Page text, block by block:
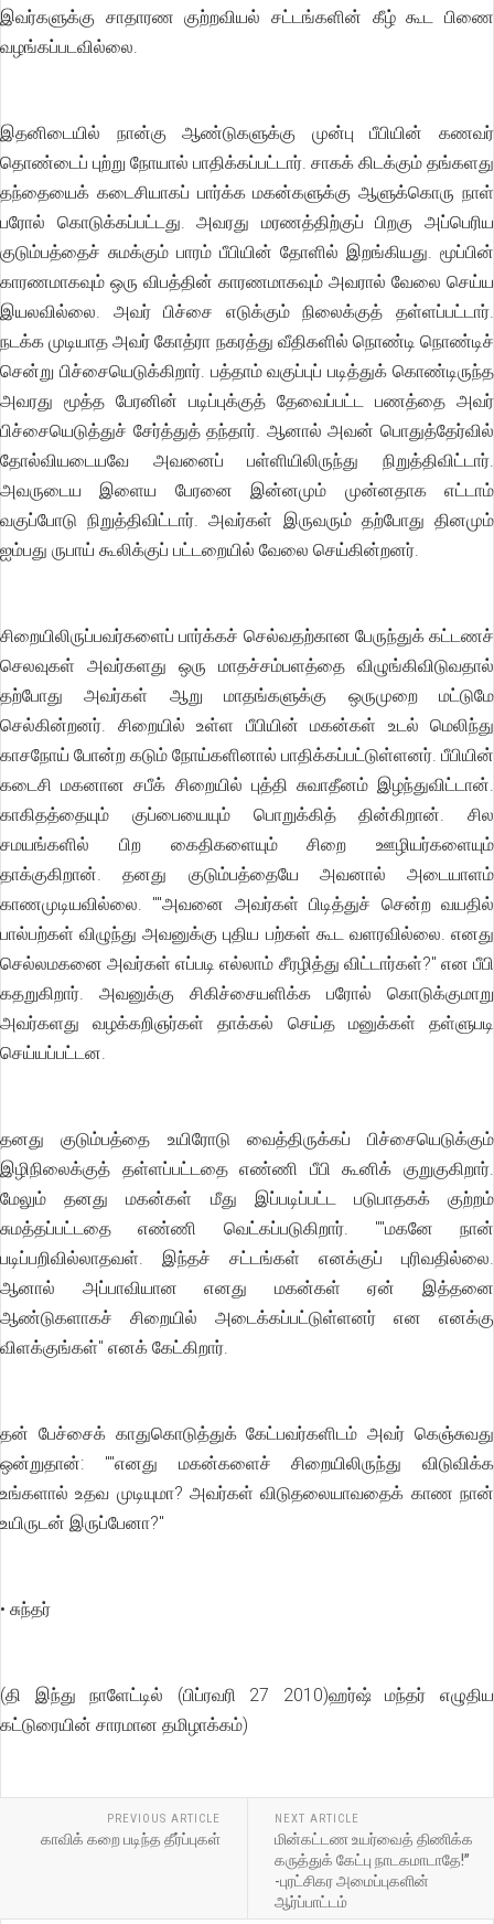
இவர்களுக்கு சாதாரண குற்றவியல் சட்டங்களின் கீழ் கூட பிணை
வழங்கப்படவில்லை.
இதனிடையில் நான்கு ஆண்டுகளுக்கு முன்பு பீபியின் கணவர்
தொண்டைப் புற்று நோயால் பாதிக்கப்பட்டார். சாகக் கிடக்கும் தங்களது
தந்தையைக் கடைசியாகப் பார்க்க மகன்களுக்கு ஆளுக்கொரு நாள்
பரோல் கொடுக்கப்பட்டது. அவரது மரணத்திற்குப் பிறகு அப்பெரிய
குடும்பத்தைச் சுமக்கும் பாரம் பீபியின் தோளில் இறங்கியது. மூப்பின்
காரணமாகவும் ஒரு விபத்தின் காரணமாகவும் அவரால் வேலை செய்ய
இயலவில்லை. அவர் பிச்சை எடுக்கும் நிலைக்குத் தள்ளப்பட்டார்.
நடக்க முடியாத அவர் கோத்ரா நகரத்து வீதிகளில் நொண்டி நொண்டிச்
சென்று பிச்சையெடுக்கிறார். பத்தாம் வகுப்புப் படித்துக் கொண்டிருந்த
அவரது மூத்த பேரனின் படிப்புக்குத் தேவைப்பட்ட பணத்தை அவர்
பிச்சையெடுத்துச் சேர்த்துத் தந்தார். ஆனால் அவன் பொதுத்தேர்வில்
தோல்வியடையவே அவனைப் பள்ளியிலிருந்து நிறுத்திவிட்டார்.
அவருடைய இளைய பேரனை இன்னமும் முன்னதாக எட்டாம்
வகுப்போடு நிறுத்திவிட்டார். அவர்கள் இருவரும் தற்போது தினமும்
ஐம்பது ருபாய் கூலிக்குப் பட்டறையில் வேலை செய்கின்றனர்.
சிறையிலிருப்பவர்களைப் பார்க்கச் செல்வதற்கான பேருந்துக் கட்டணச்
செலவுகள் அவர்களது ஒரு மாதச்சம்பளத்தை விழுங்கிவிடுவதால்
தற்போது அவர்கள் ஆறு மாதங்களுக்கு ஒருமுறை மட்டுமே
செல்கின்றனர். சிறையில் உள்ள பீபியின் மகன்கள் உடல் மெலிந்து
காசநோய் போன்ற கடும் நோய்களினால் பாதிக்கப்பட்டுள்ளனர். பீபியின்
கடைசி மகனான சபீக் சிறையில் புத்தி சுவாதீனம் இழந்துவிட்டான்.
காகிதத்தையும் குப்பையையும் பொறுக்கித் தின்கிறான். சில
சமயங்களில் பிற கைதிகளையும் சிறை ஊழியர்களையும்
தாக்குகிறான். தனது குடும்பத்தையே அவனால் அடையாளம்
காணமுடியவில்லை. ""அவனை அவர்கள் பிடித்துச் சென்ற வயதில்
பால்பற்கள் விழுந்து அவனுக்கு புதிய பற்கள் கூட வளரவில்லை. எனது
செல்லமகனை அவர்கள் எப்படி எல்லாம் சீரழித்து விட்டார்கள்?'' என பீபி
கதறுகிறார். அவனுக்கு சிகிச்சையளிக்க பரோல் கொடுக்குமாறு
அவர்களது வழக்கறிஞர்கள் தாக்கல் செய்த மனுக்கள் தள்ளுபடி
செய்யப்பட்டன.
தனது குடும்பத்தை உயிரோடு வைத்திருக்கப் பிச்சையெடுக்கும்
இழிநிலைக்குத் தள்ளப்பட்டதை எண்ணி பீபி கூனிக் குறுகுகிறார்.
மேலும் தனது மகன்கள் மீது இப்படிப்பட்ட படுபாதகக் குற்றம்
சுமத்தப்பட்டதை எண்ணி வெட்கப்படுகிறார். ""மகனே நான்
படிப்பறிவில்லாதவள். இந்தச் சட்டங்கள் எனக்குப் புரிவதில்லை.
ஆனால் அப்பாவியான எனது மகன்கள் ஏன் இத்தனை
ஆண்டுகளாகச் சிறையில் அடைக்கப்பட்டுள்ளனர் என எனக்கு
விளக்குங்கள்'' எனக் கேட்கிறார்.
தன் பேச்சைக் காதுகொடுத்துக் கேட்பவர்களிடம் அவர் கெஞ்சுவது
ஒன்றுதான்: ""எனது மகன்களைச் சிறையிலிருந்து விடுவிக்க
உங்களால் உதவ முடியுமா? அவர்கள் விடுதலையாவதைக் காண நான்
உயிருடன் இருப்பேனா?''
• சுந்தர்
(தி இந்து நாளேட்டில் (பிப்ரவரி 27 2010)ஹர்ஷ் மந்தர் எழுதிய
கட்டுரையின் சாரமான தமிழாக்கம்)
PREVIOUS ARTICLE
காவிக் கறை படிந்த தீர்ப்புகள்
NEXT ARTICLE
மின்கட்டண உயர்வைத் திணிக்க
கருத்துக் கேட்பு நாடகமாடாதே!”
-புரட்சிகர அமைப்புகளின்
ஆர்ப்பாட்டம்